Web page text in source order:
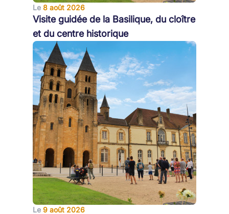
Le 8 août 2026
Visite guidée de la Basilique, du cloître
et du centre historique
Le 9 août 2026